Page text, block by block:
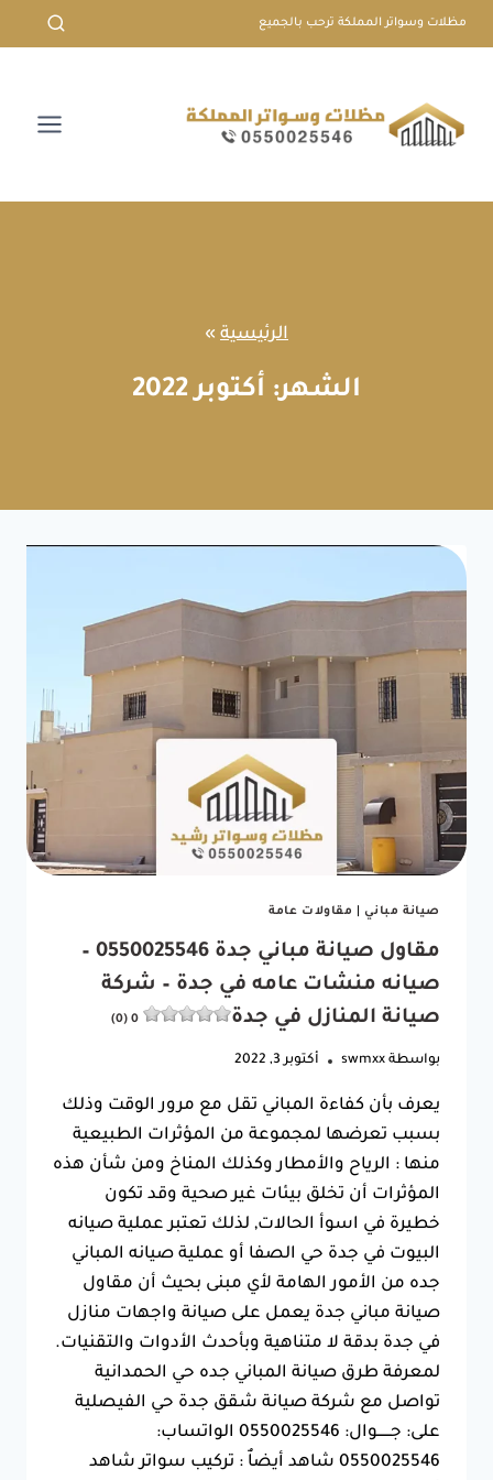
التجاوز
إلى
مظلات وسواتر المملكة ترحب بالجميع
الرئيسية »
الشهر: أكتوبر 2022
صيانة مباني مقاولات عامة
مقاول صيانة مباني جدة 0550025546 –
صيانه منشات عامه في جدة – شركة
صيانة المنازل في جدة
0 (0)
بواسطة swmxx أكتوبر 3, 2022
يعرف بأن كفاءة المباني تقل مع مرور الوقت وذلك
بسبب تعرضها لمجموعة من المؤثرات الطبيعية
منها : الرياح والأمطار وكذلك المناخ ومن شأن هذه
المؤثرات أن تخلق بيئات غير صحية وقد تكون
خطيرة في اسوأ الحالات, لذلك تعتبر عملية صيانه
البيوت في جدة حي الصفا أو عملية صيانه المباني
جده من الأمور الهامة لأي مبنى بحيث أن مقاول
صيانة مباني جدة يعمل على صيانة واجهات منازل
في جدة بدقة لا متناهية وبأحدث الأدوات والتقنيات.
لمعرفة طرق صيانة المباني جده حي الحمدانية
تواصل مع شركة صيانة شقق جدة حي الفيصلية
على: جــــــوال: 0550025546 الواتساب:
0550025546 شاهد أيضاٌ : تركيب سواتر شاهد